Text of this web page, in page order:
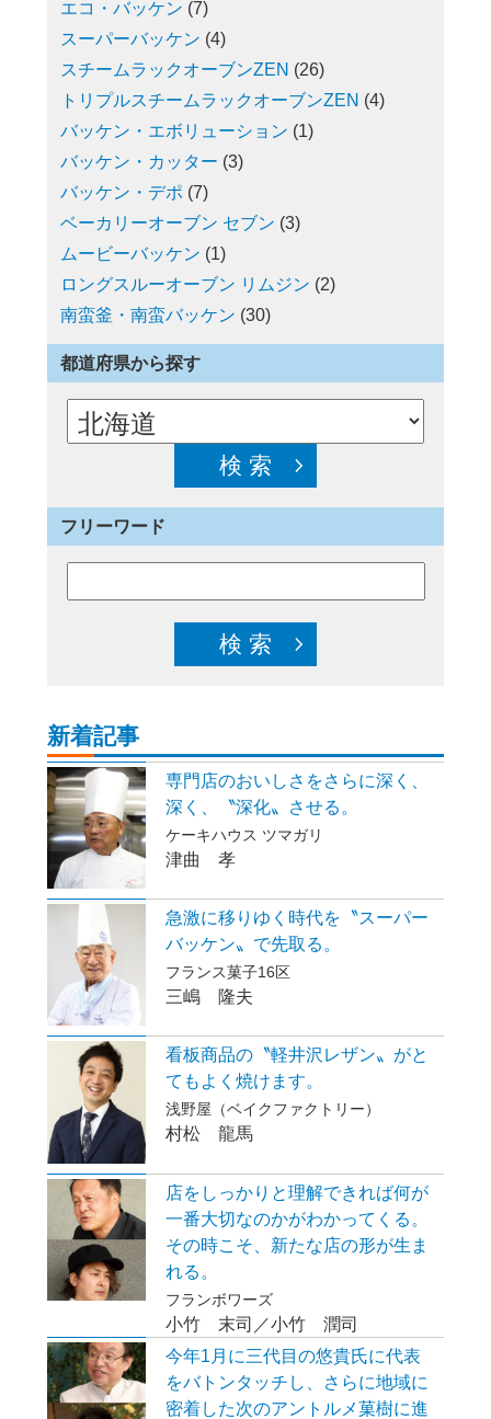
エコ・バッケン (7)
スーパーバッケン (4)
スチームラックオーブンZEN (26)
トリプルスチームラックオーブンZEN (4)
バッケン・エボリューション (1)
バッケン・カッター (3)
バッケン・デポ (7)
ベーカリーオーブン セブン (3)
ムービーバッケン (1)
ロングスルーオーブン リムジン (2)
南蛮釜・南蛮バッケン (30)
都道府県から探す
フリーワード
新着記事
専門店のおいしさをさらに深く、
深く、〝深化〟させる。
ケーキハウス ツマガリ
津曲 孝
急激に移りゆく時代を〝スーパー
バッケン〟で先取る。
フランス菓子16区
三嶋 隆夫
看板商品の〝軽井沢レザン〟がと
てもよく焼けます。
浅野屋（ベイクファクトリー）
村松 龍馬
店をしっかりと理解できれば何が
一番大切なのかがわかってくる。
その時こそ、新たな店の形が生ま
れる。
フランボワーズ
小竹 末司／小竹 潤司
今年1月に三代目の悠貴氏に代表
をバトンタッチし、さらに地域に
密着した次のアントルメ菓樹に進